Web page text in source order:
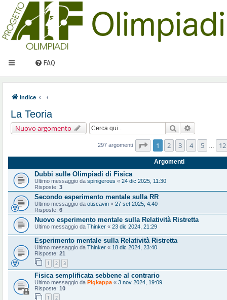
FAQ
Indice
La Teoria
Nuovo argomento Cerca
297 argomenti Pagina1 di12
1 2 3 4 5 12
Argomenti
Dubbi sulle Olimpiadi di Fisica
Ultimo messaggio da spinigerous « 24 dic 2025, 11:30
Risposte: 3
Secondo esperimento mentale sulla RR
Ultimo messaggio da otiscavin « 27 set 2025, 4:40
Risposte: 6
Nuovo esperimento mentale sulla Relatività Ristretta
Ultimo messaggio da Thinker « 23 dic 2024, 21:29
Esperimento mentale sulla Relatività Ristretta
Ultimo messaggio da Thinker « 18 dic 2024, 23:40
Risposte: 21
1 2 3
Fisica semplificata sebbene al contrario
Ultimo messaggio da Pigkappa « 3 nov 2024, 19:09
Risposte: 10
1 2